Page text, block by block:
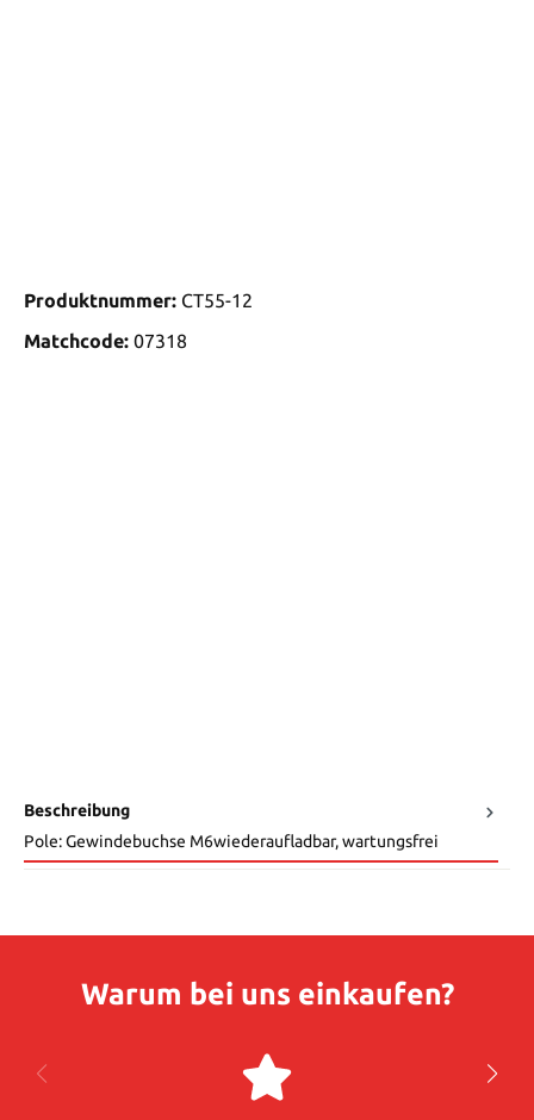
Produktnummer: CT55-12
Matchcode: 07318
Beschreibung
Pole: Gewindebuchse M6wiederaufladbar, wartungsfrei
Warum bei uns einkaufen?